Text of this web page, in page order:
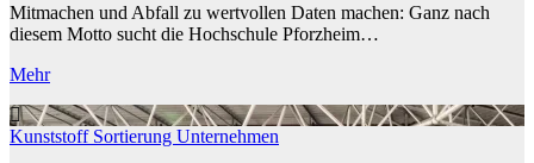
Mitmachen und Abfall zu wertvollen Daten machen: Ganz nach
diesem Motto sucht die Hochschule Pforzheim…
Mehr
Kunststoff Sortierung Unternehmen